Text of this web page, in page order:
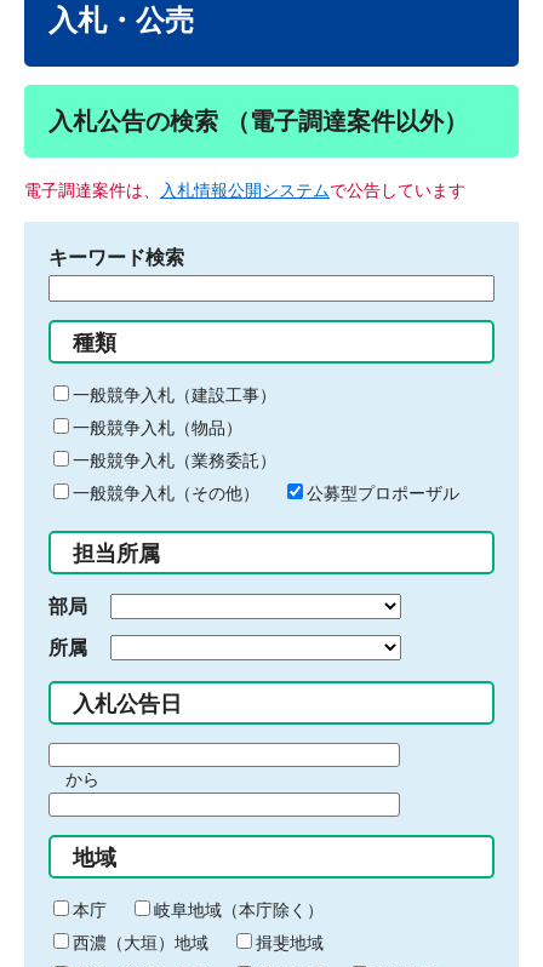
入札・公売
入札公告の検索 （電子調達案件以外）
電子調達案件は、 入札情報公開システムで公告しています
キーワード検索
る
キ
ー
ワ
ー
ド
入
力
種類
一般競争入札（建設工事）
一般競争入札（物品）
一般競争入札（業務委託）
一般競争入札（その他）
公募型プロポーザル
担当所属
部局
所属
入札公告日
間
始
り
から
間
終
わ
り
地域
本庁
岐阜地域（本庁除く）
西濃（大垣）地域
揖斐地域